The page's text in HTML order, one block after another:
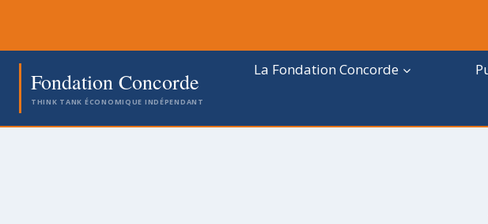
contenu
Fondation Concorde
THINK TANK ÉCONOMIQUE INDÉPENDANT
La Fondation Concorde